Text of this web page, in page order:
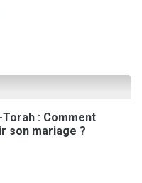
: Comment
son mariage ?